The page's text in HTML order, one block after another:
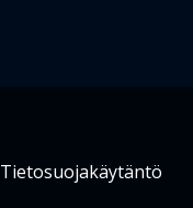
Tietosuojakäytäntö